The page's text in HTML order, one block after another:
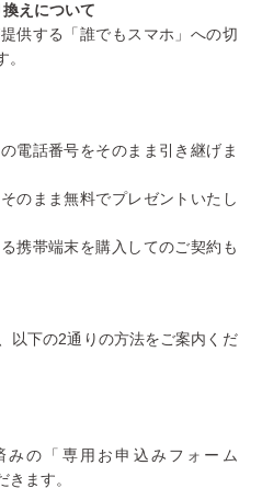
えについて
供する「誰でもスマホ」への切
電話番号をそのまま引き継げま
のまま無料でプレゼントいたし
携帯端末を購入してのご契約も
以下の2通りの方法をご案内くだ
みの「専用お申込みフォーム
きます。